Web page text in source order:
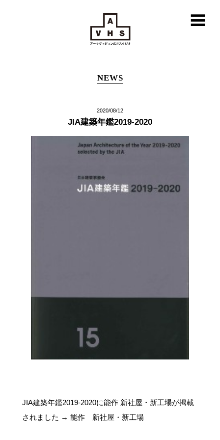
NEWS
2020/08/12
JIA建築年鑑2019-2020
JIA建築年鑑2019-2020に能作 新社屋・新工場が掲載
されました → 能作 新社屋・新工場